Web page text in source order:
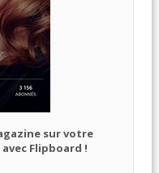
sur votre
Flipboard !